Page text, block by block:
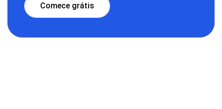
Comece grátis